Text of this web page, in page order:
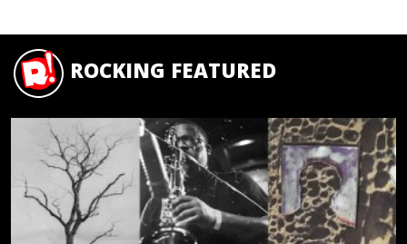
ROCKING FEATURED